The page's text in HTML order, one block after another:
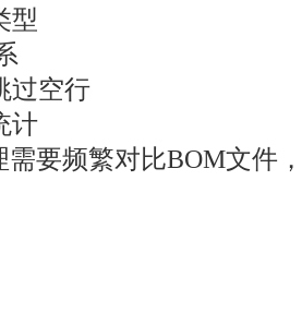
型
过空行
计
要频繁对比BOM文件